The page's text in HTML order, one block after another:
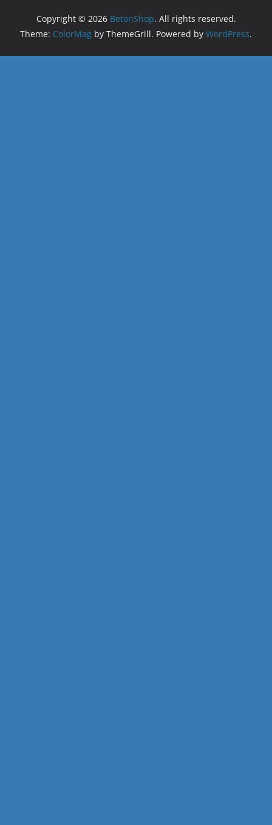
Copyright © 2026 BetonShop. All rights reserved.
Theme: ColorMag by ThemeGrill. Powered by WordPress.